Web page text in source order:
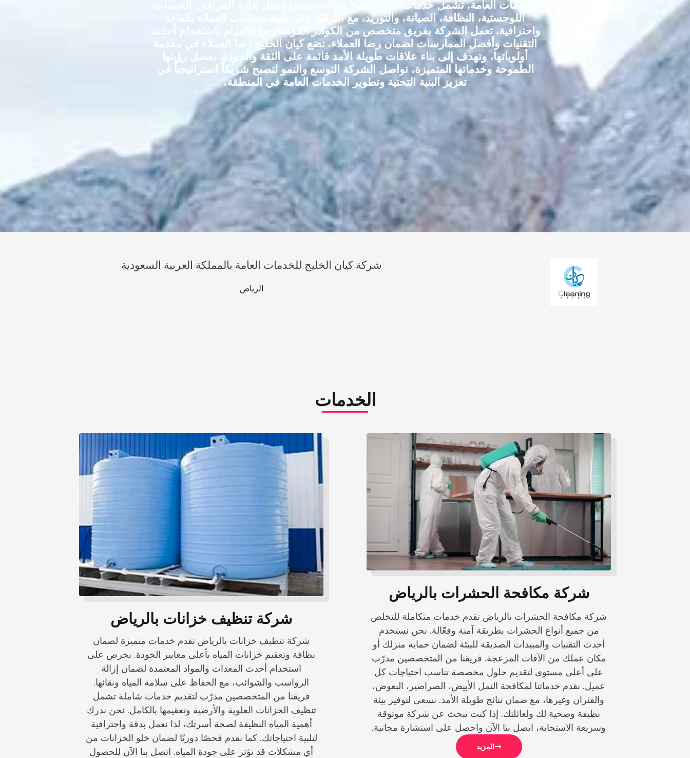
الخدمات العامة. تشمل خدمات كيان الخليج مجالات متعددة مثل إدارة المرافق، الخدمات
اللوجستية، النظافة، الصيانة، والتوريد، مع التركيز على تلبية متطلبات العملاء بكفاءة
واحترافية. تعمل الشركة بفريق متخصص من الكوادر المؤهلة، مع الالتزام باستخدام أحدث
التقنيات وأفضل الممارسات لضمان رضا العملاء. تضع كيان الخليج رضا العملاء في مقدمة
أولوياتها، وتهدف إلى بناء علاقات طويلة الأمد قائمة على الثقة والجودة. بفضل رؤيتها
الطموحة وخدماتها المتميزة، تواصل الشركة التوسع والنمو لتصبح شريكاً استراتيجياً في
تعزيز البنية التحتية وتطوير الخدمات العامة في المنطقة.
شركة كيان الخليج للخدمات العامة بالمملكة العربية السعودية
الرياض
الخدمات
شركة مكافحة الحشرات بالرياض
شركة مكافحة الحشرات بالرياض تقدم خدمات متكاملة للتخلص
من جميع أنواع الحشرات بطريقة آمنة وفعّالة. نحن نستخدم
أحدث التقنيات والمبيدات الصديقة للبيئة لضمان حماية منزلك أو
مكان عملك من الآفات المزعجة. فريقنا من المتخصصين مدرّب
على أعلى مستوى لتقديم حلول مخصصة تناسب احتياجات كل
عميل. نقدم خدماتنا لمكافحة النمل الأبيض، الصراصير، البعوض،
والفئران وغيرها، مع ضمان نتائج طويلة الأمد. نسعى لتوفير بيئة
نظيفة وصحية لك ولعائلتك. إذا كنت تبحث عن شركة موثوقة
وسريعة الاستجابة، اتصل بنا الآن واحصل على استشارة مجانية.
المزيد
شركة تنظيف خزانات بالرياض
شركة تنظيف خزانات بالرياض تقدم خدمات متميزة لضمان
نظافة وتعقيم خزانات المياه بأعلى معايير الجودة. نحرص على
استخدام أحدث المعدات والمواد المعتمدة لضمان إزالة
الرواسب والشوائب، مع الحفاظ على سلامة المياه ونقائها.
فريقنا من المتخصصين مدرّب لتقديم خدمات شاملة تشمل
تنظيف الخزانات العلوية والأرضية وتعقيمها بالكامل. نحن ندرك
أهمية المياه النظيفة لصحة أسرتك، لذا نعمل بدقة واحترافية
لتلبية احتياجاتك. كما نقدم فحصًا دوريًا لضمان خلو الخزانات من
أي مشكلات قد تؤثر على جودة المياه. اتصل بنا الآن للحصول